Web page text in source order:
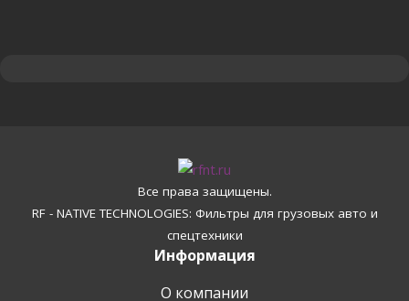
Все права защищены.
RF - NATIVE TECHNOLOGIES: Фильтры для грузовых авто и
спецтехники
Информация
О компании